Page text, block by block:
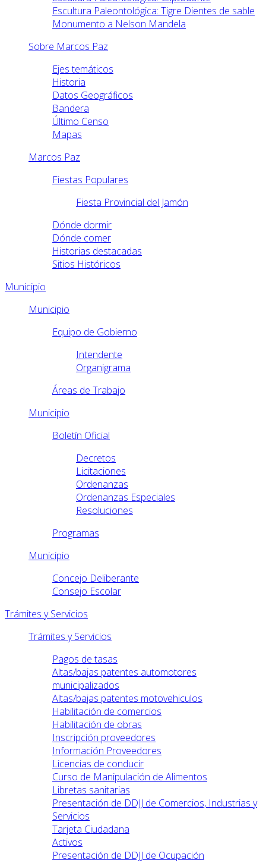
Escultura Paleontológica: Tigre Dientes de sable
Monumento a Nelson Mandela
Sobre Marcos Paz
Ejes temáticos
Historia
Datos Geográficos
Bandera
Último Censo
Mapas
Marcos Paz
Fiestas Populares
Fiesta Provincial del Jamón
Dónde dormir
Dónde comer
Historias destacadas
Sitios Históricos
Municipio
Municipio
Equipo de Gobierno
Intendente
Organigrama
Áreas de Trabajo
Municipio
Boletín Oficial
Decretos
Licitaciones
Ordenanzas
Ordenanzas Especiales
Resoluciones
Programas
Municipio
Concejo Deliberante
Consejo Escolar
Trámites y Servicios
Trámites y Servicios
Pagos de tasas
Altas/bajas patentes automotores
municipalizados
Altas/bajas patentes motovehiculos
Habilitación de comercios
Habilitación de obras
Inscripción proveedores
Información Proveedores
Licencias de conducir
Curso de Manipulación de Alimentos
Libretas sanitarias
Presentación de DDJJ de Comercios, Industrias y
Servicios
Tarjeta Ciudadana
Activos
Presentación de DDJJ de Ocupación